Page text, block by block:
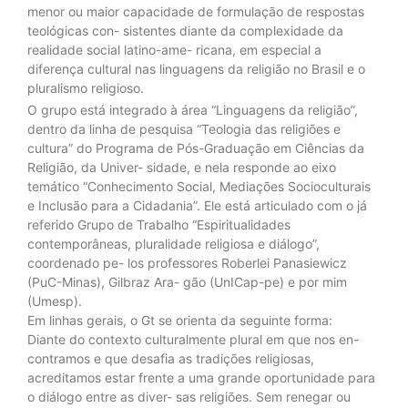
menor ou maior capacidade de formulação de respostas
teológicas con- sistentes diante da complexidade da
realidade social latino-ame- ricana, em especial a
diferença cultural nas linguagens da religião no Brasil e o
pluralismo religioso.
O grupo está integrado à área “Linguagens da religião”,
dentro da linha de pesquisa “Teologia das religiões e
cultura” do Programa de Pós-Graduação em Ciências da
Religião, da Univer- sidade, e nela responde ao eixo
temático “Conhecimento Social, Mediações Socioculturais
e Inclusão para a Cidadania”. Ele está articulado com o já
referido Grupo de Trabalho “Espiritualidades
contemporâneas, pluralidade religiosa e diálogo”,
coordenado pe- los professores Roberlei Panasiewicz
(PuC-Minas), Gilbraz Ara- gão (UnICap-pe) e por mim
(Umesp).
Em linhas gerais, o Gt se orienta da seguinte forma:
Diante do contexto culturalmente plural em que nos en-
contramos e que desafia as tradições religiosas,
acreditamos estar frente a uma grande oportunidade para
o diálogo entre as diver- sas religiões. Sem renegar ou